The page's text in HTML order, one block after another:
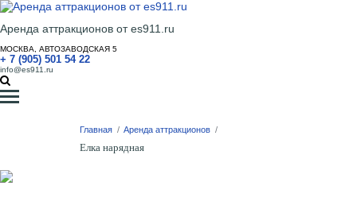
Аренда аттракционов от es911.ru
МОСКВА, АВТОЗАВОДСКАЯ 5
+ 7 (905) 501 54 22
info@es911.ru
Главная / Аренда аттракционов /
Елка нарядная